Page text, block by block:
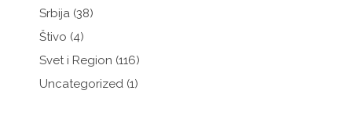
Srbija (38)
Štivo (4)
Svet i Region (116)
Uncategorized (1)